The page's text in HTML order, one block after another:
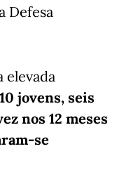
Defesa
elevada
jovens, seis
nos 12 meses
se